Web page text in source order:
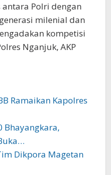
Polri dengan
milenial dan
kompetisi
Nganjuk, AKP
Ramaikan Kapolres
Bhayangkara,
Dikpora Magetan